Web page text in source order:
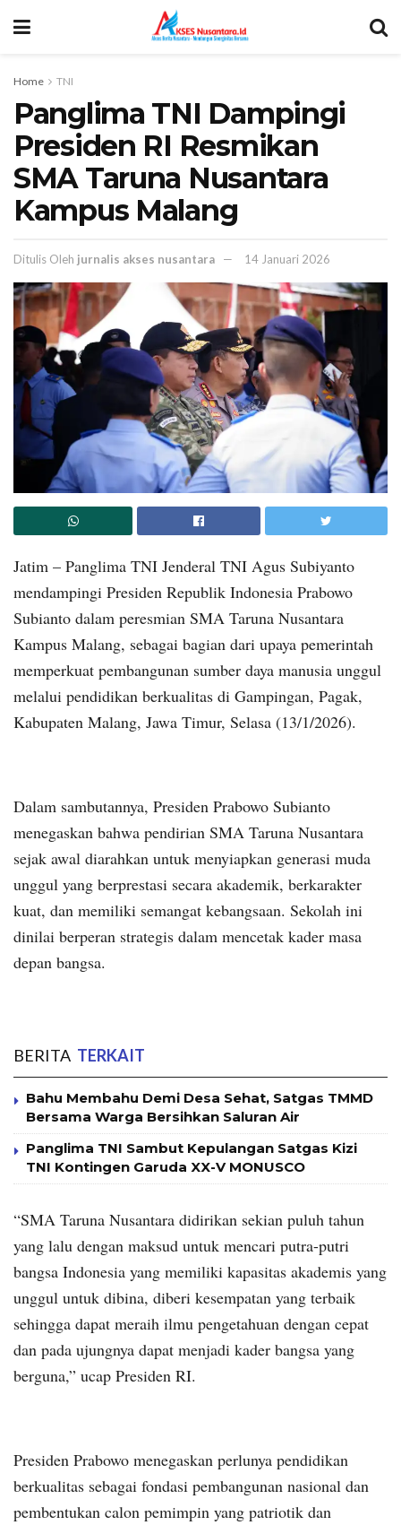
Home TNI
Panglima TNI Dampingi
Presiden RI Resmikan
SMA Taruna Nusantara
Kampus Malang
Ditulis Oleh jurnalis akses nusantara 14 Januari 2026
Jatim – Panglima TNI Jenderal TNI Agus Subiyanto
mendampingi Presiden Republik Indonesia Prabowo
Subianto dalam peresmian SMA Taruna Nusantara
Kampus Malang, sebagai bagian dari upaya pemerintah
memperkuat pembangunan sumber daya manusia unggul
melalui pendidikan berkualitas di Gampingan, Pagak,
Kabupaten Malang, Jawa Timur, Selasa (13/1/2026).
Dalam sambutannya, Presiden Prabowo Subianto
menegaskan bahwa pendirian SMA Taruna Nusantara
sejak awal diarahkan untuk menyiapkan generasi muda
unggul yang berprestasi secara akademik, berkarakter
kuat, dan memiliki semangat kebangsaan. Sekolah ini
dinilai berperan strategis dalam mencetak kader masa
depan bangsa.
BERITA TERKAIT
Bahu Membahu Demi Desa Sehat, Satgas TMMD
Bersama Warga Bersihkan Saluran Air
Panglima TNI Sambut Kepulangan Satgas Kizi
TNI Kontingen Garuda XX-V MONUSCO
“SMA Taruna Nusantara didirikan sekian puluh tahun
yang lalu dengan maksud untuk mencari putra-putri
bangsa Indonesia yang memiliki kapasitas akademis yang
unggul untuk dibina, diberi kesempatan yang terbaik
sehingga dapat meraih ilmu pengetahuan dengan cepat
dan pada ujungnya dapat menjadi kader bangsa yang
berguna,” ucap Presiden RI.
Presiden Prabowo menegaskan perlunya pendidikan
berkualitas sebagai fondasi pembangunan nasional dan
pembentukan calon pemimpin yang patriotik dan